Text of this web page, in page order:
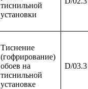
тиснильной
установки
Тиснение
(гофрирование)
обоев на
тиснильной
установке
D/03.3